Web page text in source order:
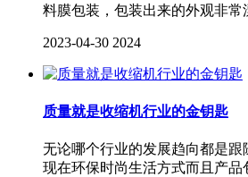
料膜包装，包装出来的外观非常
2023-04-30 2024
质量就是收缩机行业的金钥匙
无论哪个行业的发展趋向都是
现在环保时尚生活方式而且产